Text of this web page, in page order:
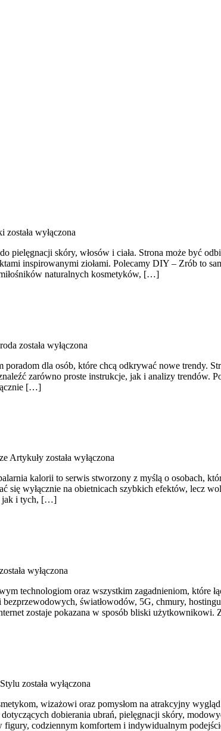
została wyłączona
pielęgnacji skóry, włosów i ciała. Strona może być
inspirowanymi ziołami. Polecamy DIY – Zrób to
naturalnych kosmetyków, […]
została wyłączona
dla osób, które chcą odkrywać nowe trendy.
zarówno proste instrukcje, jak i analizy
[…]
Artykuły została wyłączona
kalorii to serwis stworzony z myślą o osobach,
wyłącznie na obietnicach szybkich efektów, lecz
jak i tych, […]
wyłączona
technologiom oraz wszystkim zagadnieniom, które
światłowodów, 5G, chmury,
zostaje pokazana w sposób bliski
została wyłączona
wizażowi oraz pomysłom na atrakcyjny
dobierania ubrań, pielęgnacji skóry,
figury, codziennym komfortem i indywidualnym